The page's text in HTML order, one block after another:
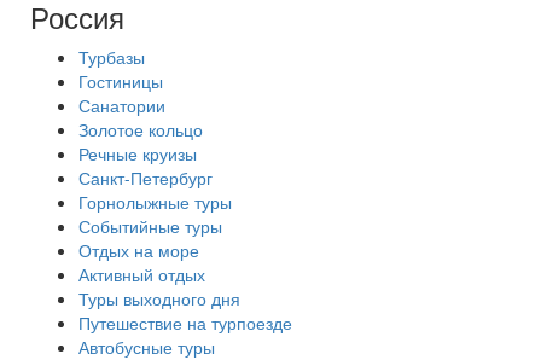
Россия
Турбазы
Гостиницы
Санатории
Золотое кольцо
Речные круизы
Санкт-Петербург
Горнолыжные туры
Событийные туры
Отдых на море
Активный отдых
Туры выходного дня
Путешествие на турпоезде
Автобусные туры